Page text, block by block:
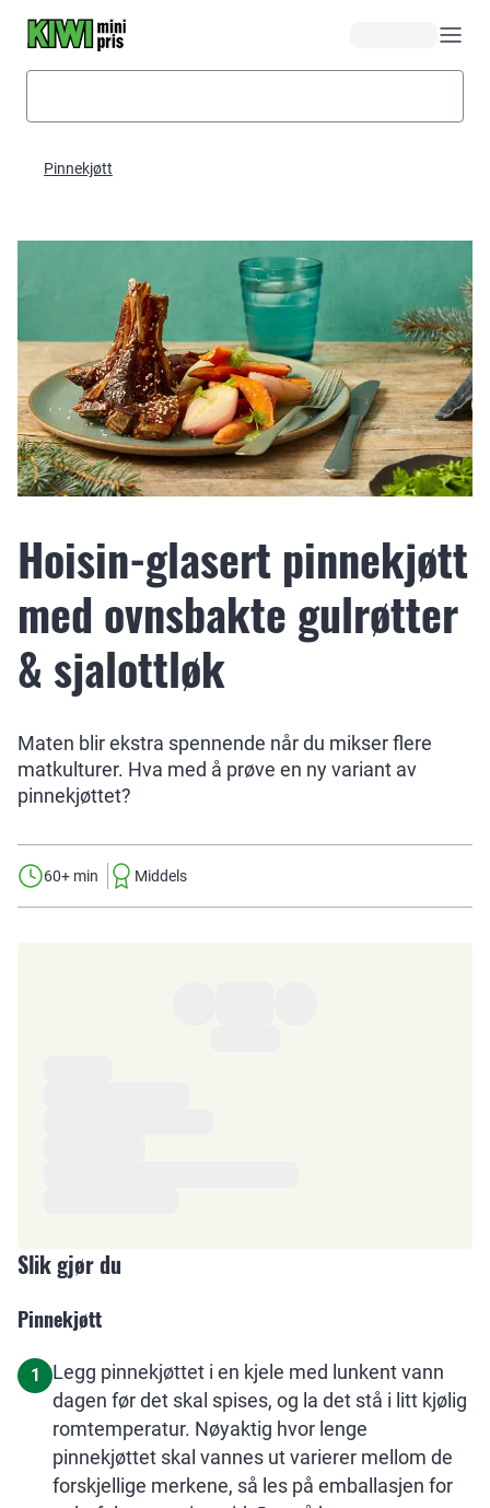
Pinnekjøtt
Hoisin-glasert pinnekjøtt
med ovnsbakte gulrøtter
& sjalottløk
Maten blir ekstra spennende når du mikser flere
matkulturer. Hva med å prøve en ny variant av
pinnekjøttet?
60+ min Middels
Slik gjør du
Pinnekjøtt
1
Legg pinnekjøttet i en kjele med lunkent vann
dagen før det skal spises, og la det stå i litt kjølig
romtemperatur. Nøyaktig hvor lenge
pinnekjøttet skal vannes ut varierer mellom de
forskjellige merkene, så les på emballasjen for